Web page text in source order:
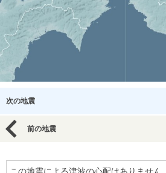
次の地震
前の地震
この地震による津波の心配はありません。